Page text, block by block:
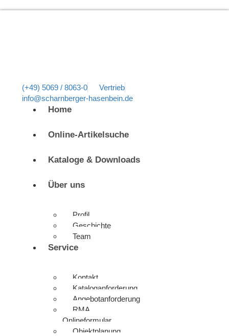
(+49) 5069 / 8063-0
Vertrieb
info@scharnberger-hasenbein.de
Home
Online-Artikelsuche
Kataloge & Downloads
Über uns
Profil
Geschichte
Team
Service
Kontakt
Kataloganforderung
Angebotanforderung
RMA
Onlineformular
Objektplanung